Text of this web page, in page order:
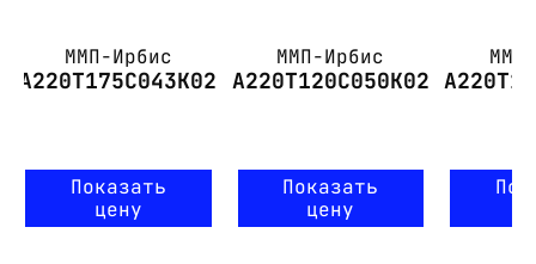
ММП-Ирбис
А220Т175С043К02
Показать
цену
ММП-Ирбис
А220Т120С050К02
Показать
цену